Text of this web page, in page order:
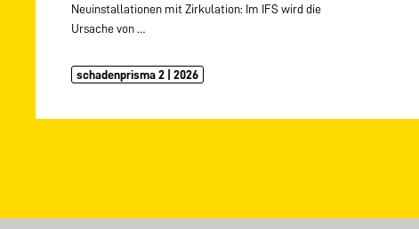
Neuinstallationen mit Zirkulation: Im IFS wird die
Ursache von …
schadenprisma 2 | 2026